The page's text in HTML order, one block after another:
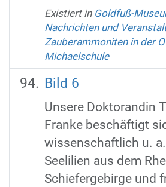
Existiert in Goldfuß-
Nachrichten und
Zauberammoniten in der
Michaelschule
Bild 6
Unsere Doktorandin
Franke beschäftigt
wissenschaftlich u.
Seelilien aus dem
Schiefergebirge und